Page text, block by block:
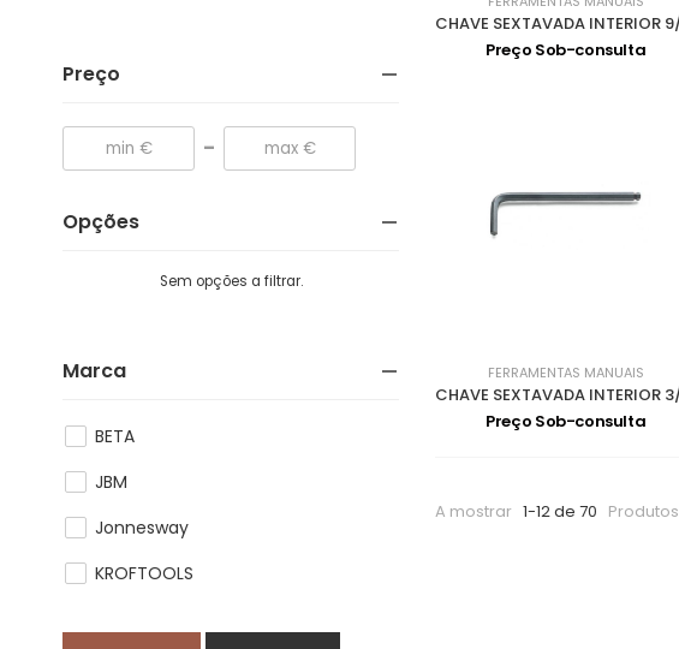
Preço
-
Opções
Sem opções a filtrar.
Marca
BETA
JBM
Jonnesway
KROFTOOLS
Preço Sob-consulta
FERRAMENTAS MANUAIS
Preço Sob-consulta
A mostrar 1-12 de 70 Produtos